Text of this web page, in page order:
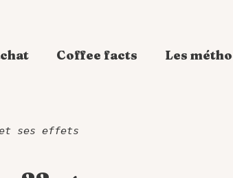
Coffee facts Les
ses effets